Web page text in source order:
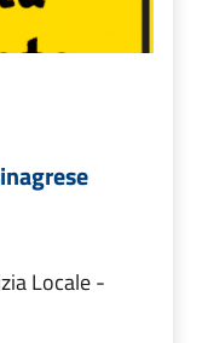
Locale -